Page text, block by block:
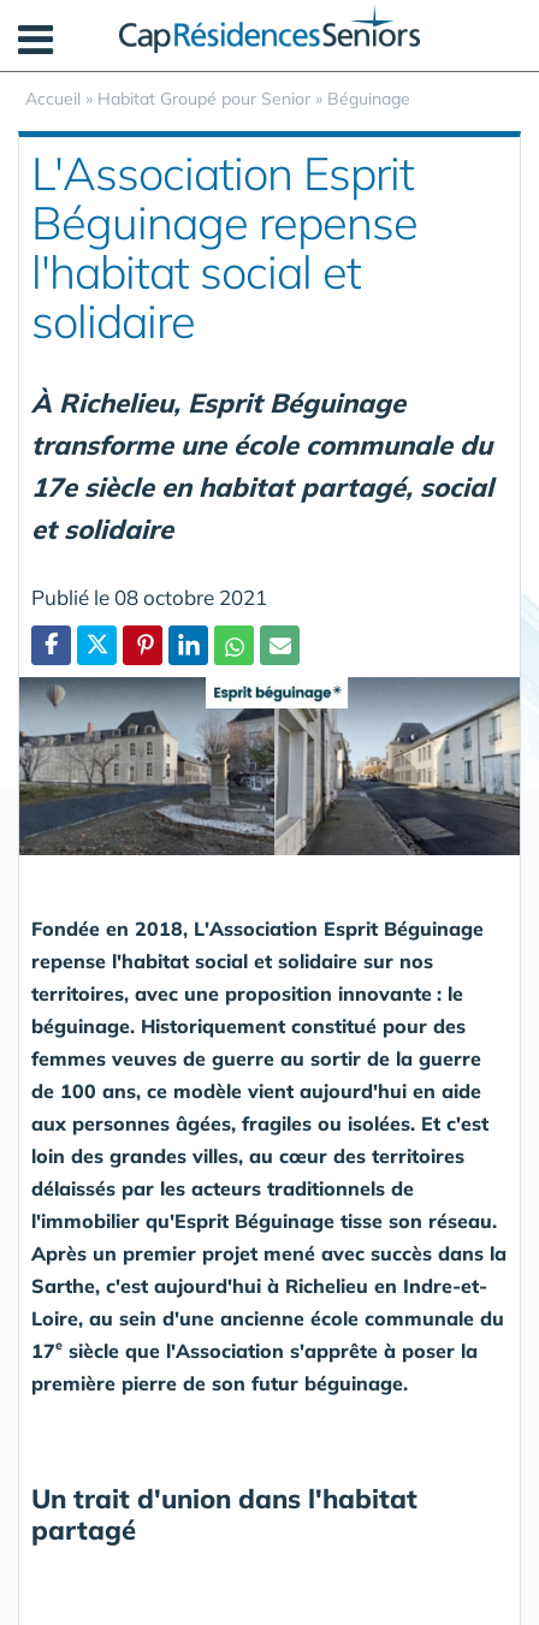
Accueil » Habitat Groupé pour Senior » Béguinage
L'Association Esprit
Béguinage repense
l'habitat social et
solidaire
À Richelieu, Esprit Béguinage
transforme une école communale du
17e siècle en habitat partagé, social
et solidaire
Publié le 08 octobre 2021
Partager
Fondée en 2018, L'Association Esprit Béguinage
repense l'habitat social et solidaire sur nos
territoires, avec une proposition innovante : le
béguinage. Historiquement constitué pour des
femmes veuves de guerre au sortir de la guerre
de 100 ans, ce modèle vient aujourd'hui en aide
aux personnes âgées, fragiles ou isolées. Et c'est
loin des grandes villes, au cœur des territoires
délaissés par les acteurs traditionnels de
l'immobilier qu'Esprit Béguinage tisse son réseau.
Après un premier projet mené avec succès dans la
Sarthe, c'est aujourd'hui à Richelieu en Indre-et-
Loire, au sein d'une ancienne école communale du
17e siècle que l'Association s'apprête à poser la
première pierre de son futur béguinage.
Un trait d'union dans l'habitat
partagé
Panneau de gestion des cookies